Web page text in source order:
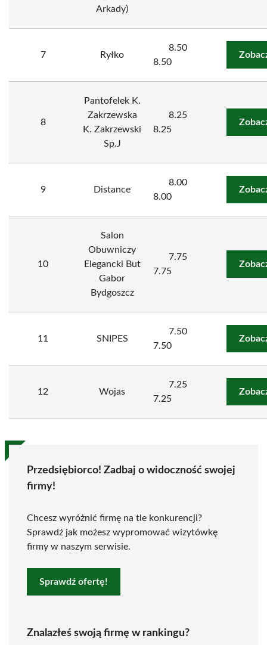
Arkady)
7 Ryłko
8.50
8.50
8
Pantofelek K.
Zakrzewska
K. Zakrzewski
Sp.J
8.25
8.25
9 Distance
8.00
8.00
10
Salon
Obuwniczy
Elegancki But
Gabor
Bydgoszcz
7.75
7.75
11 SNIPES
7.50
7.50
12 Wojas
7.25
7.25
Przedsiębiorco! Zadbaj o widoczność swojej
firmy!
Chcesz wyróżnić firmę na tle konkurencji?
Sprawdź jak możesz wypromować wizytówkę
firmy w naszym serwisie.
Sprawdź ofertę!
Znalazłeś swoją firmę w rankingu?